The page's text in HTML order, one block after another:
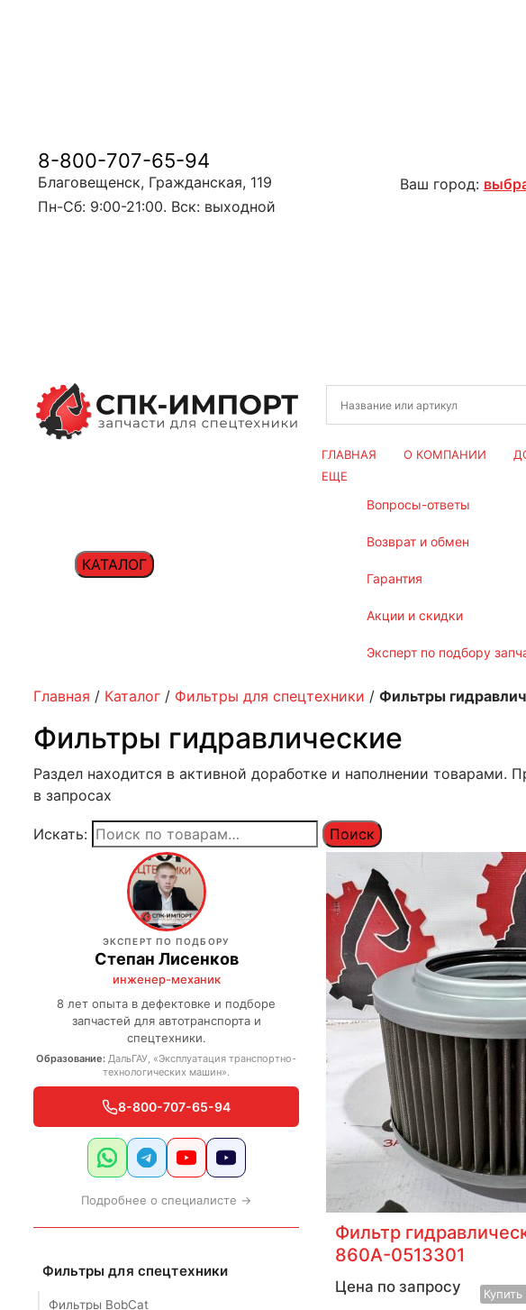
8-800-707-65-94
Благовещенск, Гражданская, 119
Пн-Сб: 9:00-21:00. Вск: выходной
Ваш город:
КАТАЛОГ
ГЛАВНАЯ О КОМПАНИИ
ЕЩЕ
вопросы-ответы
возврат и обмен
гарантия
акции и скидки
эксперт по подбору
Главная / Каталог / Фильтры для спецтехники / Фильтры
Фильтры гидравлические
Раздел находится в активной доработке и наполнении
в запросах
Искать: Поиск
ЭКСПЕРТ ПО ПОДБОРУ
Степан Лисенков
инженер-механик
8 лет опыта в дефектовке и подборе
запчастей для автотранспорта и
спецтехники.
Образование: ДальГАУ, «Эксплуатация транспортно-
технологических машин».
8-800-707-65-94
Подробнее о специалисте →
Фильтры для спецтехники
Фильтры BobCat
Фильтр
860A-0513301
Цена по запросу Купить